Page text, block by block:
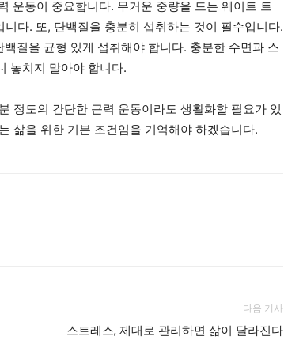
운동이 중요합니다. 무거운 중량을 드는 웨이트 트
다. 또, 단백질을 충분히 섭취하는 것이 필수입니다.
질을 균형 있게 섭취해야 합니다. 충분한 수면과 스
놓치지 말아야 합니다.
정도의 간단한 근력 운동이라도 생활화할 필요가 있
삶을 위한 기본 조건임을 기억해야 하겠습니다.
다음 기사
스트레스, 제대로 관리하면 삶이 달라진다